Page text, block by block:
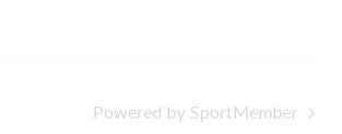
Powered by SportMember